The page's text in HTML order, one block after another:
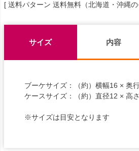
送料パターン 送料無料（北海道・沖縄の
サイズ 内容
ブーケサイズ：（約）横幅16 × 奥
ケースサイズ：（約）直径12 × 高
※サイズは目安となります